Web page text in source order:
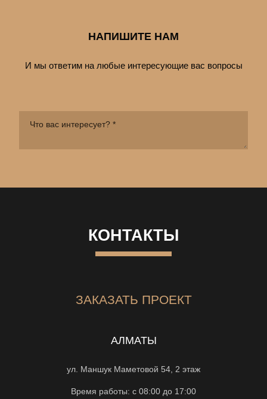
НАПИШИТЕ НАМ
И мы ответим на любые интересующие вас вопросы
КОНТАКТЫ
ЗАКАЗАТЬ ПРОЕКТ
АЛМАТЫ
ул. Маншук Маметовой 54, 2 этаж
Время работы: с 08:00 до 17:00